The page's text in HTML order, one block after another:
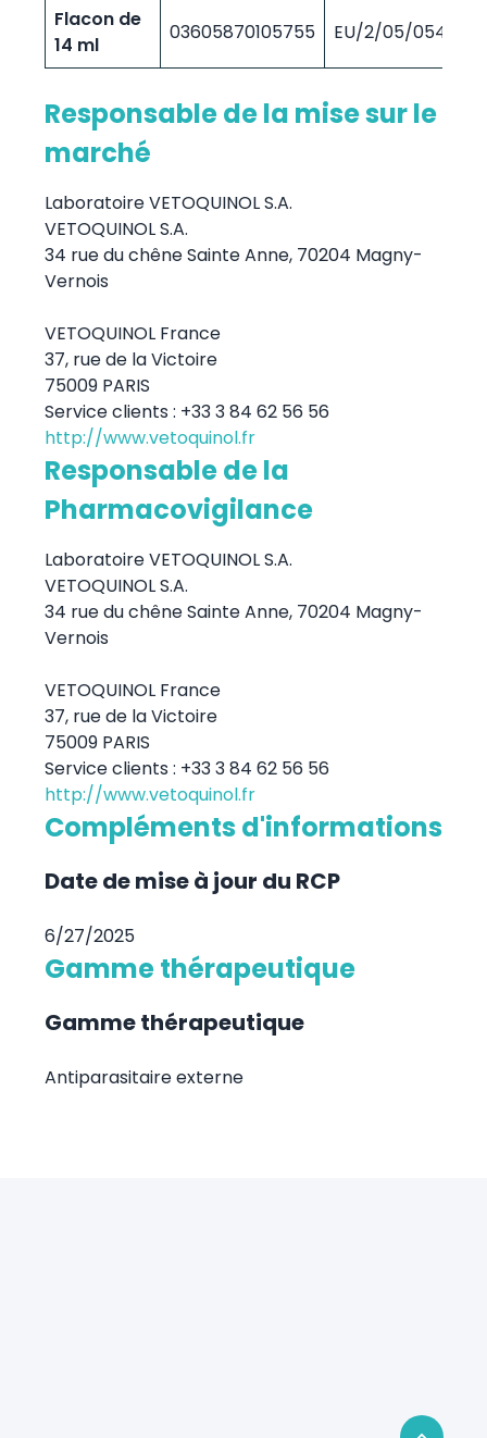
Flacon de
14 ml
03605870105755 EU/2/05/054/017
Responsable de la mise sur le
marché
Laboratoire VETOQUINOL S.A.
VETOQUINOL S.A.
34 rue du chêne Sainte Anne, 70204 Magny-
Vernois
VETOQUINOL France
37, rue de la Victoire
75009 PARIS
Service clients : +33 3 84 62 56 56
http://www.vetoquinol.fr
Responsable de la
Pharmacovigilance
Laboratoire VETOQUINOL S.A.
VETOQUINOL S.A.
34 rue du chêne Sainte Anne, 70204 Magny-
Vernois
VETOQUINOL France
37, rue de la Victoire
75009 PARIS
Service clients : +33 3 84 62 56 56
http://www.vetoquinol.fr
Compléments d'informations
Date de mise à jour du RCP
6/27/2025
Gamme thérapeutique
Gamme thérapeutique
Antiparasitaire externe